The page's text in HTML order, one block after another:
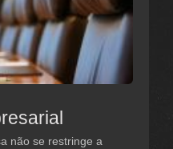
não se restringe a